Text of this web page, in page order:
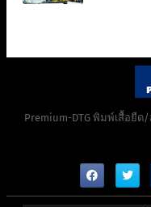
Premium-DTG พิมพ์เสื้อยืด